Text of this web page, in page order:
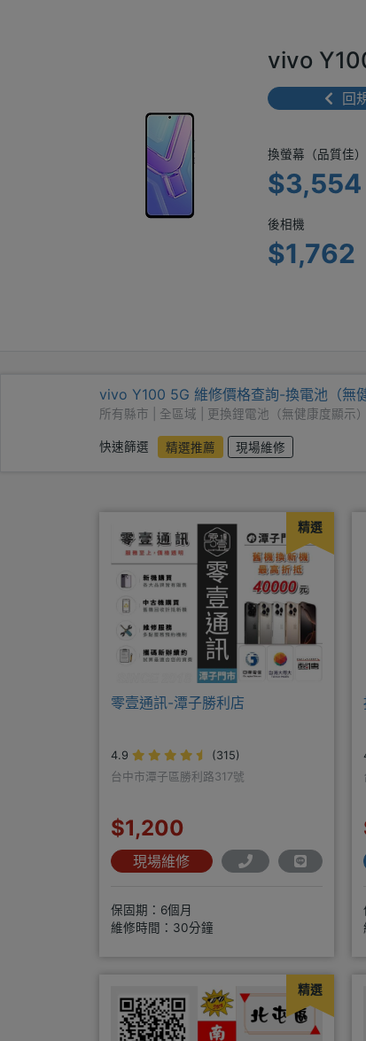
vivo
回
換螢幕（品質佳）
$3,554
後相機
$1,762
vivo Y100 5G 維修價格查詢-換電池（無健
所有縣市 | 全區域 | 更換鋰電池（無健康度顯示）
快速篩選 精選推薦 現場維修
精選
零壹通訊-潭子勝利店
4.9
(315)
台中市潭子區勝利路317號
$1,200
現場維修
保固期：6個月
維修時間：30分鐘
精選